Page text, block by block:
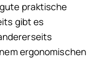
praktische
gibt es
ergonomischen